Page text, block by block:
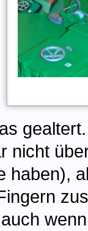
nicht
haben),